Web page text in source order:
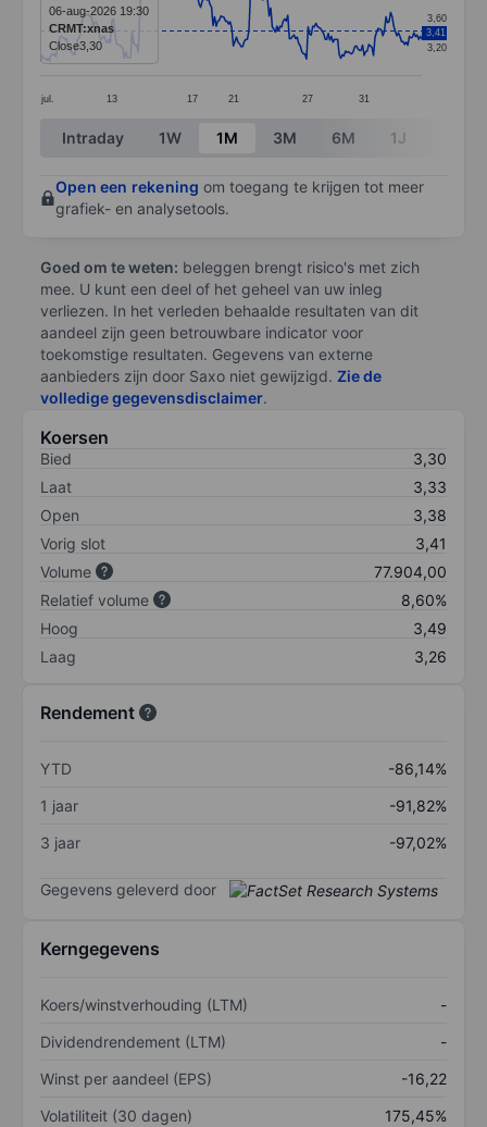
The chart has 1 X axis displaying categories.
The chart has 1 Y axis displaying values. Data
jul. 13 17 21 27 31
3,20
3,60
3,41
06-aug-2026 19:30
CRMT:xnas
Close3,30
End of interactive chart.
Intraday 1W 1M 3M 6M 1J
Open een rekening om toegang te krijgen tot meer
grafiek- en analysetools.
Goed om te weten: beleggen brengt risico's met zich
mee. U kunt een deel of het geheel van uw inleg
verliezen. In het verleden behaalde resultaten van dit
aandeel zijn geen betrouwbare indicator voor
toekomstige resultaten. Gegevens van externe
aanbieders zijn door Saxo niet gewijzigd. Zie de
volledige gegevensdisclaimer.
Koersen
Bied
3,30
Laat
3,33
Open
3,38
Vorig slot
3,41
Volume
77.904,00
Relatief volume
8,60%
Hoog
3,49
Laag
3,26
Rendement
YTD
-86,14%
1 jaar
-91,82%
3 jaar
-97,02%
Gegevens geleverd door
Kerngegevens
Koers/winstverhouding (LTM)
-
Dividendrendement (LTM)
-
Winst per aandeel (EPS)
-16,22
Volatiliteit (30 dagen)
175,45%